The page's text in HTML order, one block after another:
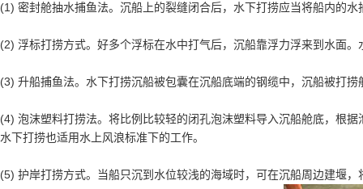
(1) 密封舱抽水捕鱼法。沉船上的裂缝闭合后，水下打捞应当将船内的
(2) 浮标打捞方式。好多个浮标在水中打气后，沉船靠浮力浮来到水面
(3) 升船捕鱼法。水下打捞沉船被包囊在沉船底端的钢缆中，沉船被打
(4) 泡沫塑料打捞法。将比例比较轻的闭孔泡沫塑料导入沉船舱底，根
水下打捞也适用水上风浪标准下的工作。
(5) 护岸打捞方式。当船只沉到水位较浅的海域时，可在沉船周边建堰